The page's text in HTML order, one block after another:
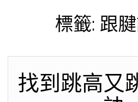
標籤: 跟
找到跳高又